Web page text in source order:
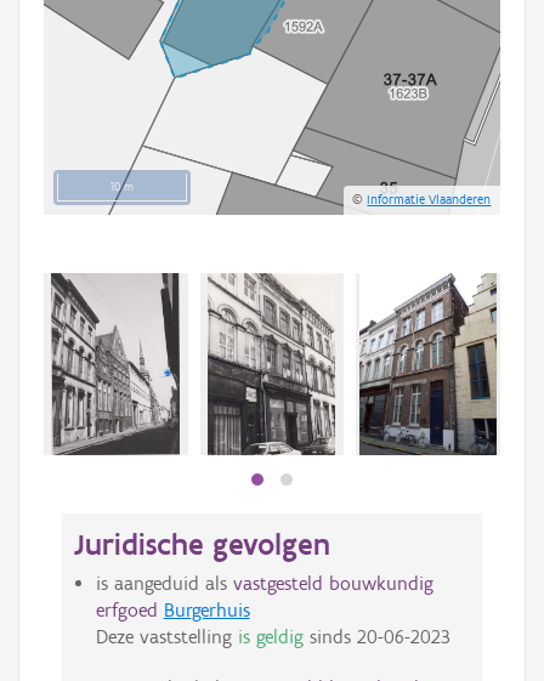
10 m
©Informatie Vlaanderen
Juridische gevolgen
is aangeduid als vastgesteld bouwkundig
erfgoed Burgerhuis
Deze vaststelling is geldigsinds 20-06-2023